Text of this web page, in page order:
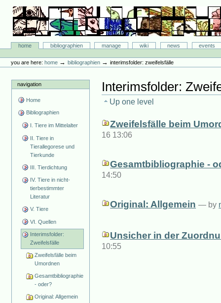
content.
navigation
Bibliographie-Portal
Sectionshome bibliographien manage wiki news
events
tools
you are here: home →bibliographien →interimsfolder: zweifelsfälle
navigation
Home
Bibliographien
I. Tiere im Mittelalter
II. Tiere in
Tierallegorese und
Tierkunde
III. Tierdichtung
IV. Tiere in nicht-
tierbestimmter
Literatur
V. Tiere
VI. Quellen
Interimsfolder:
Zweifelsfälle
Zweifelsfälle beim
Umordnen
Gesamtbibliographie
- oder?
Original: Allgemein
Interimsfolder:
Up one level
Zweifelsfälle beim
16 13:06
Gesamtbibliographie -
14:50
Original: Allgemein — by
Unsicher in der
10:55